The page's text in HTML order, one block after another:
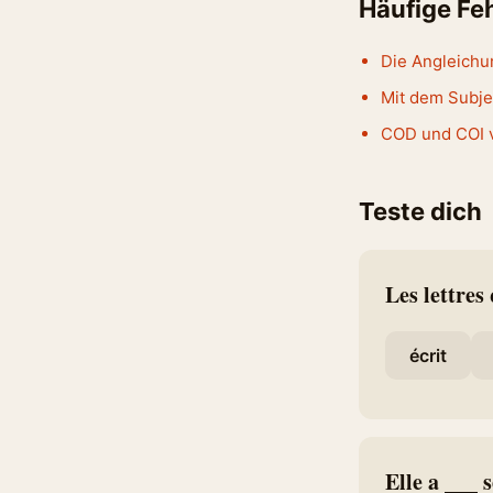
Häufige
Die
Mit dem
COD und
Teste dich
Les lettres
écrit
Elle a ___